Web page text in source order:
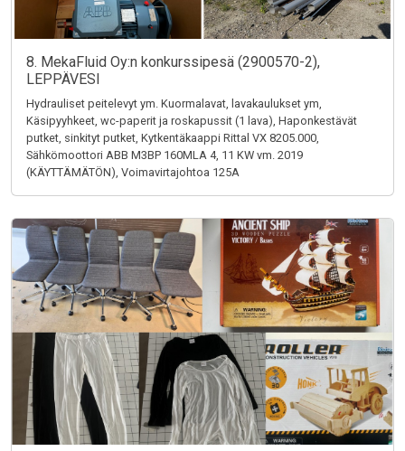
8. MekaFluid Oy:n konkurssipesä (2900570-2),
LEPPÄVESI
Hydrauliset peitelevyt ym. Kuormalavat, lavakaulukset ym,
Käsipyyhkeet, wc-paperit ja roskapussit (1 lava), Haponkestävät
putket, sinkityt putket, Kytkentäkaappi Rittal VX 8205.000,
Sähkömoottori ABB M3BP 160MLA 4, 11 KW vm. 2019
(KÄYTTÄMÄTÖN), Voimavirtajohtoa 125A